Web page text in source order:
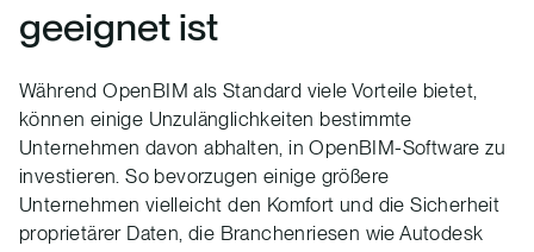
geeignet ist
Während OpenBIM als Standard viele Vorteile bietet,
können einige Unzulänglichkeiten bestimmte
Unternehmen davon abhalten, in OpenBIM-Software zu
investieren. So bevorzugen einige größere
Unternehmen vielleicht den Komfort und die Sicherheit
proprietärer Daten, die Branchenriesen wie Autodesk